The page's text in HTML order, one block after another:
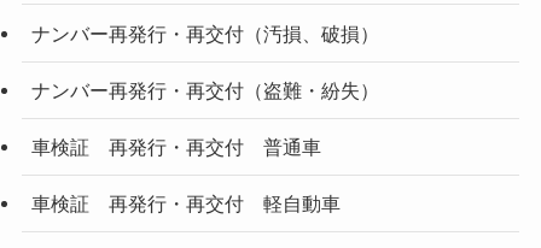
ナンバー再発行・再交付（汚損、破損）
ナンバー再発行・再交付（盗難・紛失）
車検証 再発行・再交付 普通車
車検証 再発行・再交付 軽自動車